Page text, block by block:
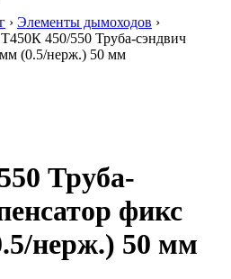
› Элементы дымоходов ›
450/550 Труба-сэндвич
(0.5/нерж.) 50 мм
Труба-
фикс
нерж.) 50 мм